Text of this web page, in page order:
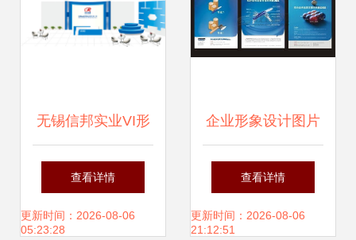
无锡信邦实业VI形
象设计制作完成 企
业形象再升级
查看详情
更新时间：2026-08-06
05:23:28
企业形象设计图片
素材 高清模板下载
6.49mb dm单页大
查看详情
更新时间：2026-08-06
21:12:51